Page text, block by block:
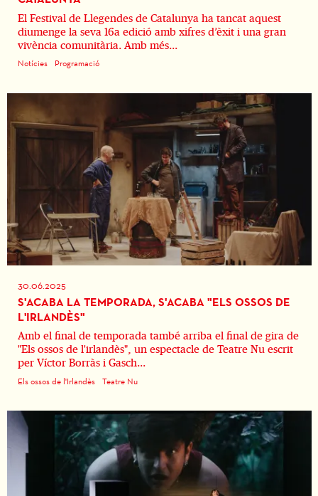
El Festival de Llegendes de Catalunya ha tancat aquest
diumenge la seva 16a edició amb xifres d’èxit i una gran
vivència comunitària. Amb més...
Notícies Programació
30.06.2025
S'ACABA LA TEMPORADA, S'ACABA "ELS OSSOS DE
L'IRLANDÈS"
Amb el final de temporada també arriba el final de gira de
"Els ossos de l'irlandès", un espectacle de Teatre Nu escrit
per Víctor Borràs i Gasch...
Els ossos de l'Irlandès Teatre Nu